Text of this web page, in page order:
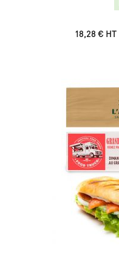
18,28 € HT